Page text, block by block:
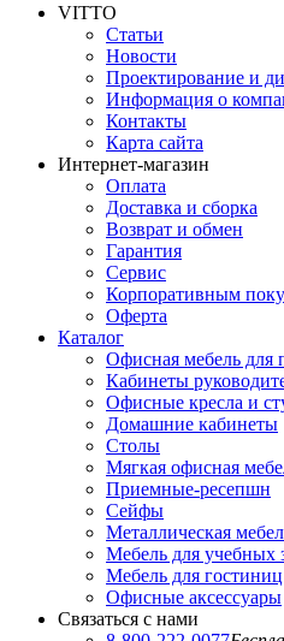
VITTO
Статьи
Новости
Проектирование и
Информация о
Контакты
Карта сайта
Интернет-магазин
Оплата
Доставка и сборка
Возврат и обмен
Гарантия
Сервис
Корпоративным
Оферта
Каталог
Офисная мебель для
Кабинеты
Офисные кресла и
Домашние кабинеты
Столы
Мягкая офисная
Приемные-ресепшн
Сейфы
Металлическая
Мебель для учебных
Мебель для гостиниц
Офисные аксессуары
Связаться с нами